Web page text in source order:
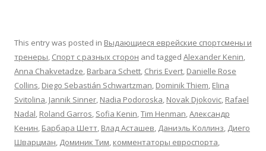
This entry was posted in Выдающиеся еврейские спортсмены и
тренеры, Спорт с разных сторон and tagged Alexander Kenin,
Anna Chakvetadze, Barbara Schett, Chris Evert, Danielle Rose
Collins, Diego Sebastián Schwartzman, Dominik Thiem, Elina
Svitolina, Jannik Sinner, Nadia Podoroska, Novak Djokovic, Rafael
Nadal, Roland Garros, Sofia Kenin,Tim Henman,Александр
Кенин, Барбара Шетт, Влад Асташев, Даниэль Коллинз, Диего
Шварцман, Доминик Тим, комментаторы евроспорта,